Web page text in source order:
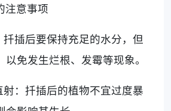
注意事项
插后要保持充足的水分，但
免发生烂根、发霉等现象。
：扦插后的植物不宜过度暴